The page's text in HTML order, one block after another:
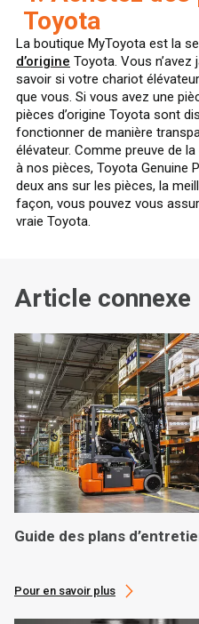
Toyota
La boutique MyToyota est la
d’origine Toyota. Vous
savoir si votre chariot
que vous. Si vous avez une
pièces d’origine Toyota sont
fonctionner de manière
élévateur. Comme preuve de
à nos pièces, Toyota Genuine
deux ans sur les pièces, la
façon, vous pouvez vous
vraie Toyota.
Article connexe
Guide des plans
Pour en savoir plus